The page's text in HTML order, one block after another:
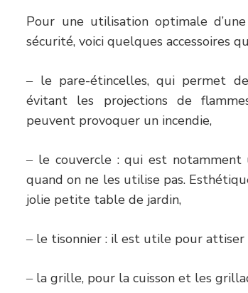
Pour une utilisation optimale
sécurité, voici quelques accessoires
‒ le pare-étincelles, qui permet
évitant les projections de
peuvent provoquer un incendie,
‒ le couvercle : qui est
quand on ne les utilise pas.
jolie petite table de jardin,
‒ le tisonnier : il est utile pour attiser
‒ la grille, pour la cuisson et les